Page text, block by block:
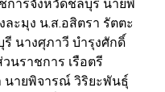
การจังหวัดชลบุรี นายพิ
ะมุง น.ส.อสิตรา รัตตะ
นางศุภาวี บำรุงศักดิ์
นราชการ เรือตรี
นายพิจารณ์ วิริยะพันธุ์